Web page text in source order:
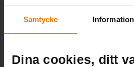
Samtycke Information
Dina cookies, ditt
08-406 55 00
VANLIGA FRÅGOR